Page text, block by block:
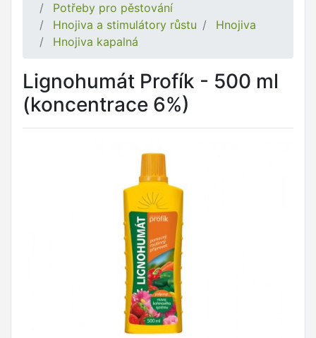
Potřeby pro pěstování
Hnojiva a stimulátory růstu
Hnojiva
Hnojiva kapalná
Lignohumát Profík - 500 ml
(koncentrace 6%)